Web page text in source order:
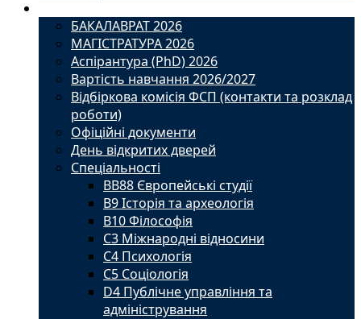
БАКАЛАВРАТ 2026
МАГІСТРАТУРА 2026
Аспірантура (PhD) 2026
Вартість навчання 2026/2027
Відбіркова комісія ФСП (контакти та розклад
роботи)
Офіційні документи
День відкритих дверей
Спеціальності
BВ88 Європейські студії
B9 Історія та археологія
B10 Філософія
C3 Міжнародні відносини
C4 Психологія
С5 Соціологія
D4 Публічне управління та
адміністрування